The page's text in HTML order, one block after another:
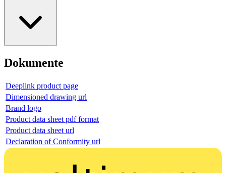
Dokumente
Deeplink product page
Dimensioned drawing url
Brand logo
Product data sheet pdf format
Product data sheet url
Declaration of Conformity url